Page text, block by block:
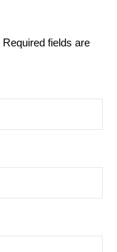
Required fields are